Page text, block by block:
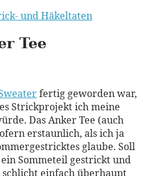
und Häkeltaten
Tee
fertig geworden war,
Strickprojekt ich meine
Das Anker Tee (auch
erstaunlich, als ich ja
glaube. Soll
Sommeteil gestrickt und
einfach überhaupt